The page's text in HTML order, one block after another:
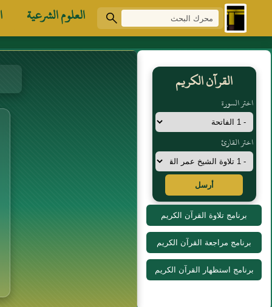
العلوم الشرعية
القرآن الكريم
اختر السورة
اختر القارئ
أرسل
برنامج تلاوة القرآن الكريم
برنامج مراجعة القرآن الكريم
برنامج استظهار القرآن الكريم